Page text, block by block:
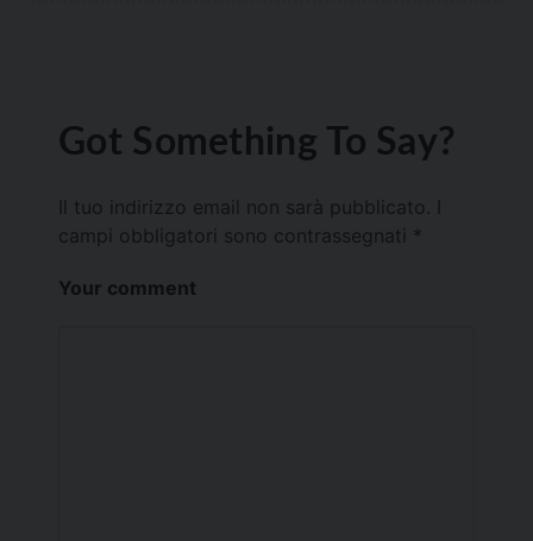
Got Something To Say?
Il tuo indirizzo email non sarà pubblicato.
campi obbligatori sono contrassegnati *
Your comment